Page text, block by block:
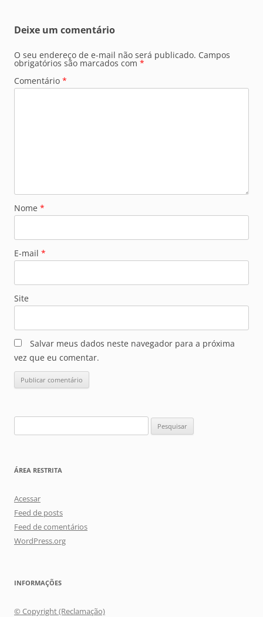
Deixe um comentário
O seu endereço de e-mail não será publicado. Campos
obrigatórios são marcados com *
Comentário *
Nome *
E-mail *
Site
Salvar meus dados neste navegador para a próxima
vez que eu comentar.
por:
ÁREA RESTRITA
Acessar
Feed de posts
Feed de comentários
WordPress.org
INFORMAÇÕES
© Copyright (Reclamação)